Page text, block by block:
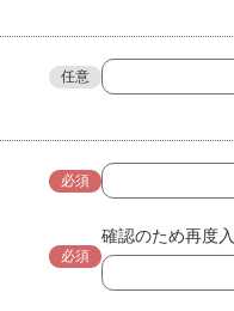
任意
必須
必須
確認のため再度